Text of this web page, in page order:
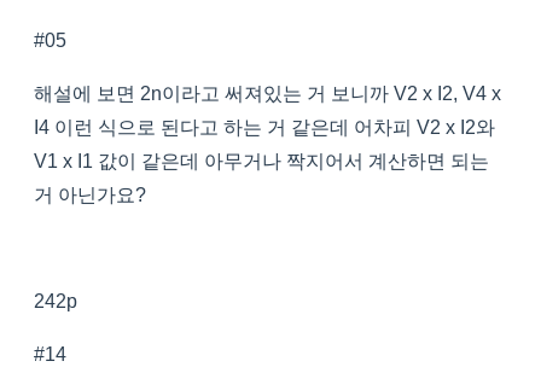
#05
해설에 보면 2n이라고 써져있는 거 보니까 V2 x I2, V4 x
I4 이런 식으로 된다고 하는 거 같은데 어차피 V2 x I2와
V1 x I1 값이 같은데 아무거나 짝지어서 계산하면 되는
거 아닌가요?
242p
#14